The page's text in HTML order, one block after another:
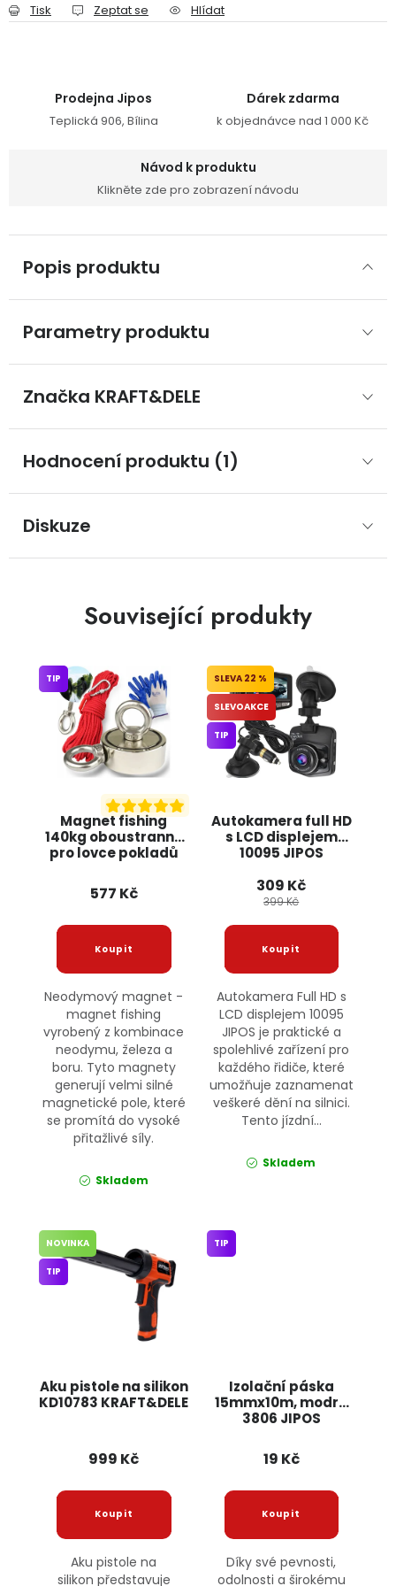
Tisk Zeptat se Hlídat
Prodejna Jipos
Teplická 906, Bílina
Dárek zdarma
k objednávce nad 1 000 Kč
Návod k produktu
Klikněte zde pro zobrazení návodu
Popis produktu
Parametry produktu
Značka KRAFT&DELE
Hodnocení produktu (1)
Diskuze
Související produkty
Magnet fishing
140kg oboustranný
pro lovce pokladů
TIP
577 Kč
Neodymový magnet -
magnet fishing
vyrobený z kombinace
neodymu, železa a
boru. Tyto magnety
generují velmi silné
magnetické pole, které
se promítá do vysoké
přitažlivé síly.
Skladem
Autokamera full HD
s LCD displejem
10095 JIPOS
22 %
SLEVOAKCE
TIP
309 Kč
399 Kč
Autokamera Full HD s
LCD displejem 10095
JIPOS je praktické a
spolehlivé zařízení pro
každého řidiče, které
umožňuje zaznamenat
veškeré dění na silnici.
Tento jízdní...
Skladem
Aku pistole na silikon
KD10783 KRAFT&DELE
NOVINKA
TIP
999 Kč
Aku pistole na
silikon představuje
Izolační páska
15mmx10m, modrá
3806 JIPOS
TIP
19 Kč
Díky své pevnosti,
odolnosti a širokému